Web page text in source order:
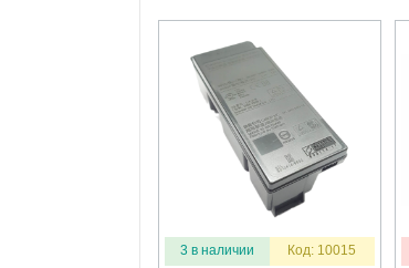
3 в наличии Код: 10015